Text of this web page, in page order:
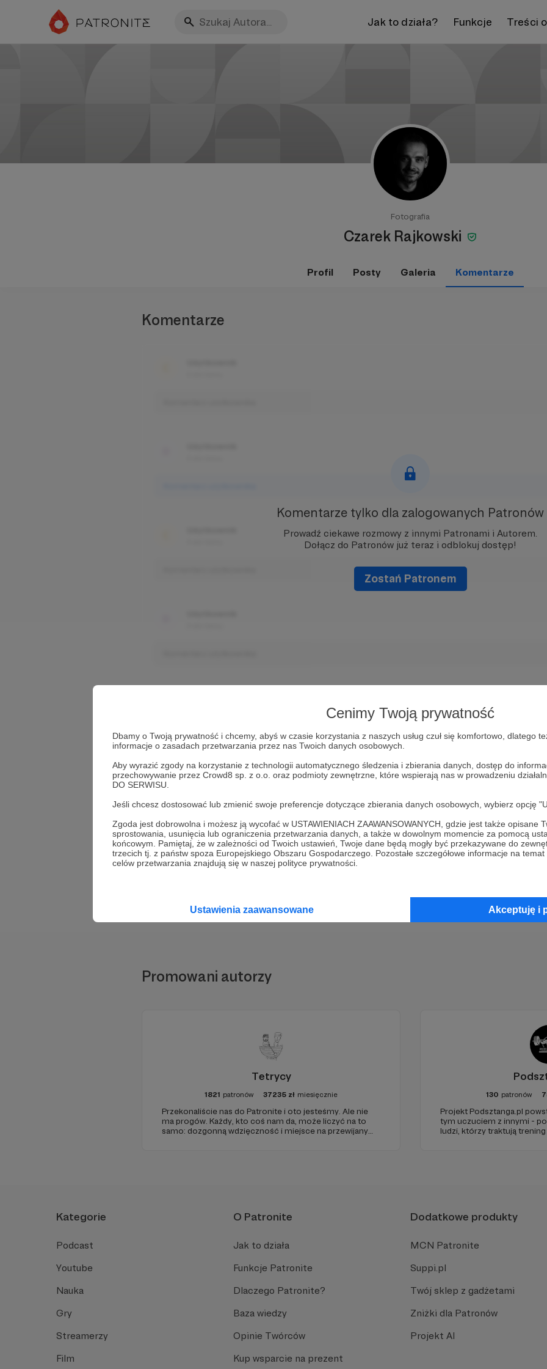
Cenimy Twoją prywatność
Dbamy o Twoją prywatność i chcemy, abyś w czasie korzystania z naszych usług czuł się komfortowo, dlatego
informacje o zasadach przetwarzania przez nas Twoich danych osobowych.
Aby wyrazić zgody na korzystanie z technologii automatycznego śledzenia i zbierania danych, dostęp do
przechowywanie przez Crowd8 sp. z o.o. oraz podmioty zewnętrzne, które wspierają nas w prowadzeniu
DO SERWISU.
Jeśli chcesz dostosować lub zmienić swoje preferencje dotyczące zbierania danych osobowych, wybierz opcję
Zgoda jest dobrowolna i możesz ją wycofać w USTAWIENIACH ZAAWANSOWANYCH, gdzie jest także opisane
sprostowania, usunięcia lub ograniczenia przetwarzania danych, a także w dowolnym momencie za pomocą
końcowym. Pamiętaj, że w zależności od Twoich ustawień, Twoje dane będą mogły być przekazywane do
trzecich tj. z państw spoza Europejskiego Obszaru Gospodarczego. Pozostałe szczegółowe informacje na
celów przetwarzania znajdują się w naszej polityce prywatności.
Ustawienia zaawansowane Akceptuję i
Jak to działa? Funkcje Treści
Fotografia
Czarek Rajkowski
Profil Posty Galeria Komentarze
Komentarze
Komentarze tylko dla zalogowanych Patronów
Prowadź ciekawe rozmowy z innymi Patronami i Autorem.
Dołącz do Patronów już teraz i odblokuj dostęp!
Zostań Patronem
Dołącz do grona Patronów!
Wesprzyj działalność AutoraCzarek Rajkowskijuż teraz!
Promowani autorzy
Tetrycy
1821 patronów 37235 zł miesięcznie
Przekonaliście nas do Patronite i oto jesteśmy. Ale nie
ma progów. Każdy, kto coś nam da, może liczyć na to
samo: dozgonną wdzięczność i miejsce na przewijanym
130 patronów
Projekt Podsztanga.pl
tym uczuciem z innymi -
ludzi, którzy traktują
Kategorie
Podcast
Youtube
Nauka
Gry
Streamerzy
Film
O Patronite
Jak to działa
Funkcje Patronite
Dlaczego Patronite?
Baza wiedzy
Opinie Twórców
Kup wsparcie na prezent
Dodatkowe produkty
MCN Patronite
Suppi.pl
Twój sklep z gadżetami
Zniżki dla Patronów
Projekt AI